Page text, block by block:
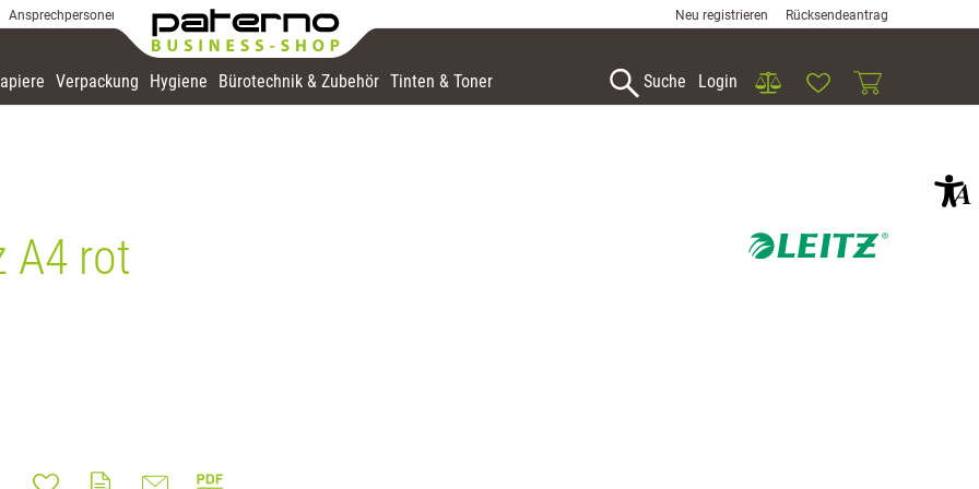
Ansprechpersonen Neu registrieren Rücksendeantrag
Suche Login VergleichWunschlisteWarenkorb
Verpackung Hygiene Bürotechnik & Zubehör Tinten & Toner
A4 rot